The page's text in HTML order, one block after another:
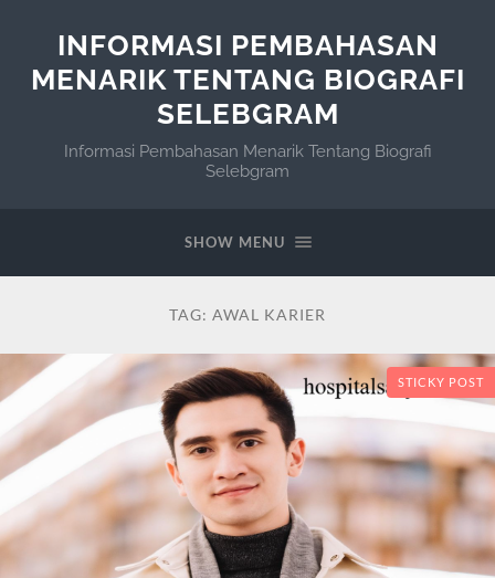
INFORMASI PEMBAHASAN
MENARIK TENTANG BIOGRAFI
SELEBGRAM
Informasi Pembahasan Menarik Tentang Biografi
Selebgram
SHOW MENU
TAG: AWAL KARIER
STICKY POST